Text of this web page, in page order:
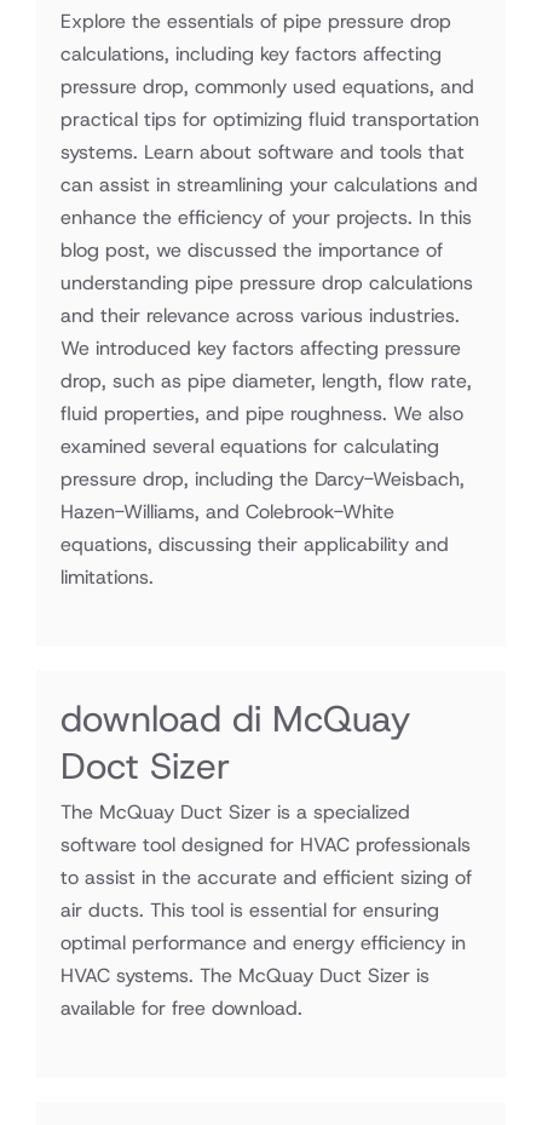
Explore the essentials of pipe pressure drop
calculations, including key factors affecting
pressure drop, commonly used equations, and
practical tips for optimizing fluid transportation
systems. Learn about software and tools that
can assist in streamlining your calculations and
enhance the efficiency of your projects. In this
blog post, we discussed the importance of
understanding pipe pressure drop calculations
and their relevance across various industries.
We introduced key factors affecting pressure
drop, such as pipe diameter, length, flow rate,
fluid properties, and pipe roughness. We also
examined several equations for calculating
pressure drop, including the Darcy-Weisbach,
Hazen-Williams, and Colebrook-White
equations, discussing their applicability and
limitations.
download di McQuay
Doct Sizer
The McQuay Duct Sizer is a specialized
software tool designed for HVAC professionals
to assist in the accurate and efficient sizing of
air ducts. This tool is essential for ensuring
optimal performance and energy efficiency in
HVAC systems. The McQuay Duct Sizer is
available for free download.